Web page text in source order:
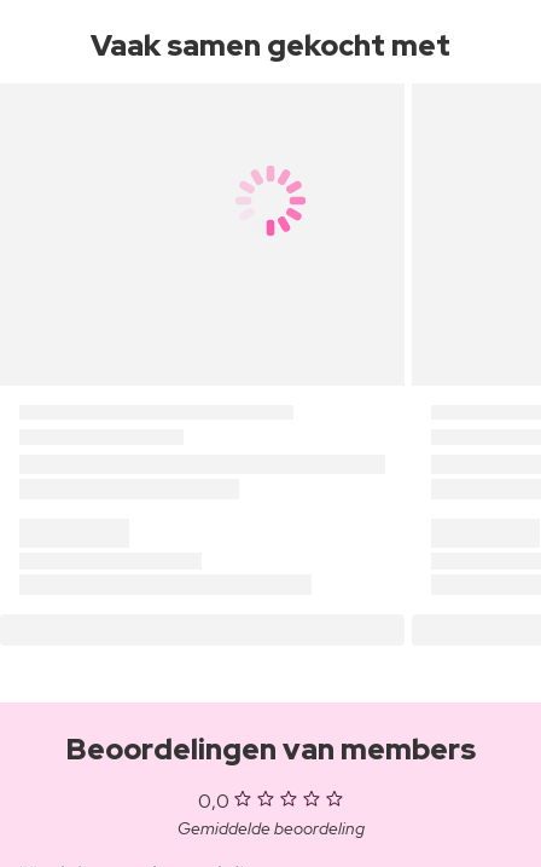
Vaak samen gekocht met
Beoordelingen van members
0,0
Gemiddelde beoordeling